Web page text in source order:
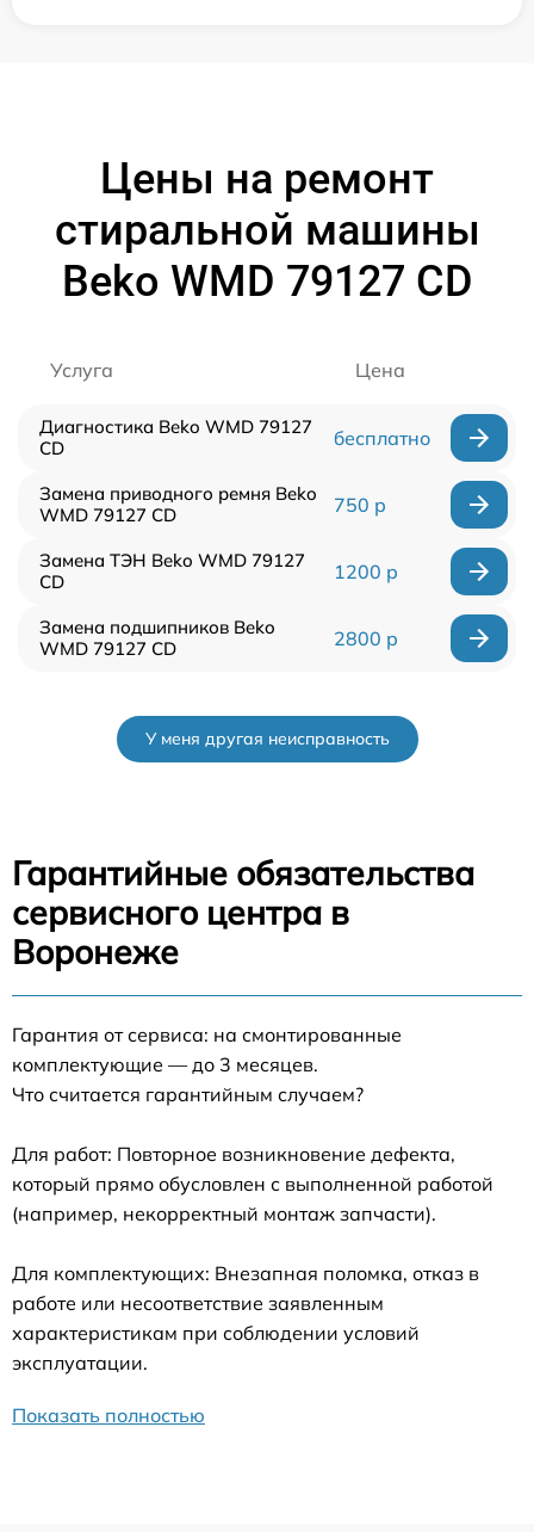
Цены на ремонт
стиральной машины
Beko WMD 79127 CD
Услуга Цена
Диагностика Beko WMD 79127
CD
бесплатно
Замена приводного ремня Beko
WMD 79127 CD
750 р
Замена ТЭН Beko WMD 79127
CD
1200 р
Замена подшипников Beko
WMD 79127 CD
2800 р
У меня другая неисправность
Гарантийные обязательства
сервисного центра в
Воронеже
Гарантия от сервиса: на смонтированные
комплектующие — до 3 месяцев.
Что считается гарантийным случаем?
Для работ: Повторное возникновение дефекта,
который прямо обусловлен с выполненной работой
(например, некорректный монтаж запчасти).
Для комплектующих: Внезапная поломка, отказ в
работе или несоответствие заявленным
характеристикам при соблюдении условий
эксплуатации.
Показать полностью